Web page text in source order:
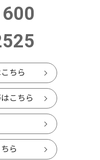
ちら
こちら
ら